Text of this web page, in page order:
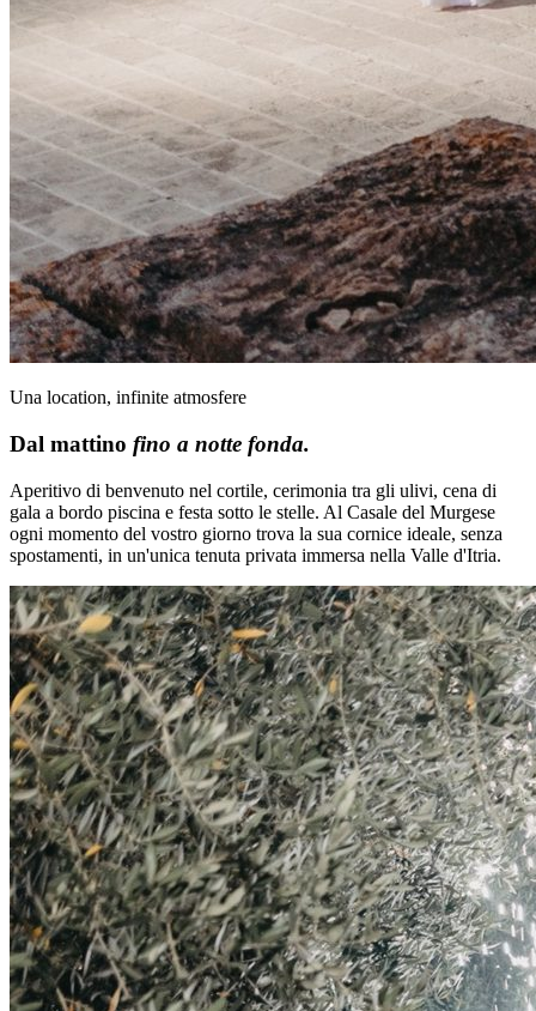
Una location, infinite atmosfere
Dal mattino fino a notte fonda.
Aperitivo di benvenuto nel cortile, cerimonia tra gli ulivi, cena di
gala a bordo piscina e festa sotto le stelle. Al Casale del Murgese
ogni momento del vostro giorno trova la sua cornice ideale, senza
spostamenti, in un'unica tenuta privata immersa nella Valle d'Itria.